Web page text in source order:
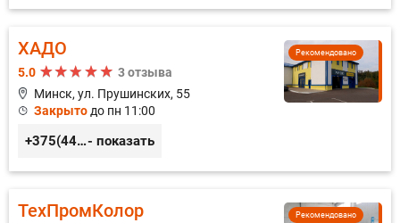
Рекомендовано
ХАДО
5.0
3 отзыва
Минск, ул. Прушинских, 55
Закрыто до пн 11:00
+375(44) 559-27-77- показать
Рекомендовано
ТехПромКолор